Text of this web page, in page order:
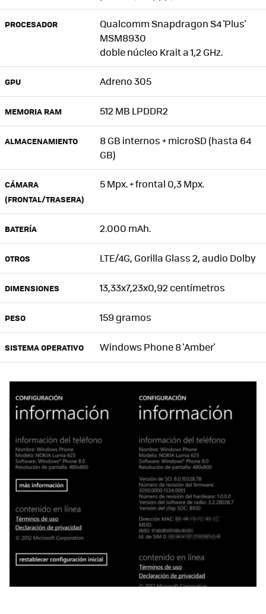
PROCESADOR
Qualcomm Snapdragon S4 'Plus'
MSM8930
doble núcleo Krait a 1,2 GHz.
GPU Adreno 305
MEMORIA RAM 512 MB LPDDR2
ALMACENAMIENTO
8 GB internos + microSD (hasta 64
GB)
CÁMARA
(FRONTAL/TRASERA)
5 Mpx. + frontal 0,3 Mpx.
BATERÍA 2.000 mAh.
OTROS LTE/4G, Gorilla Glass 2, audio Dolby
DIMENSIONES 13,33x7,23x0,92 centímetros
PESO 159 gramos
SISTEMA OPERATIVO Windows Phone 8 'Amber'